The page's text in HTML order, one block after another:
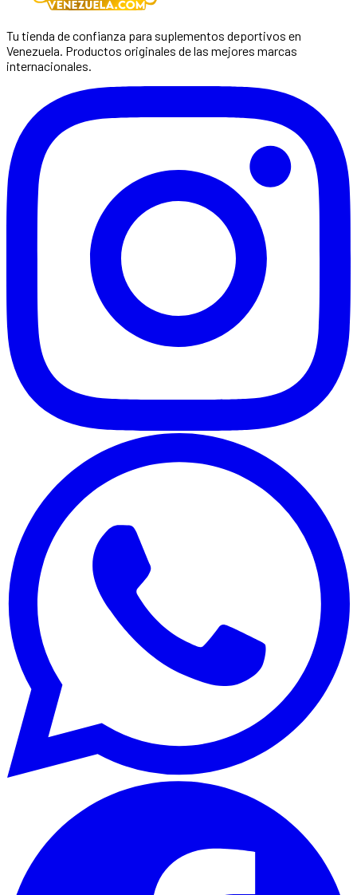
Tu tienda de confianza para suplementos deportivos en
Venezuela. Productos originales de las mejores marcas
internacionales.